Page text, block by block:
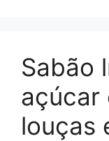
Sabão
açúcar
louças